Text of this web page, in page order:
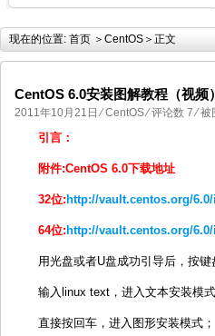
国产化操作系统欧拉openEuler编
现在的位置: 首页 ＞ CentOS ＞正文
CentOS 6.0安装图解教程（视频）
2011年10月21日 ⁄CentOS ⁄评论数 7⁄
引言：
附件:CentOS 6.0下载地址
32位: http://vault.centos.org/
64位: http://vault.centos.org/6.0/
用光盘或者U盘成功引导后，按
输入linux text，进入文本安装模式
直接按回车，进入图形安装模式；